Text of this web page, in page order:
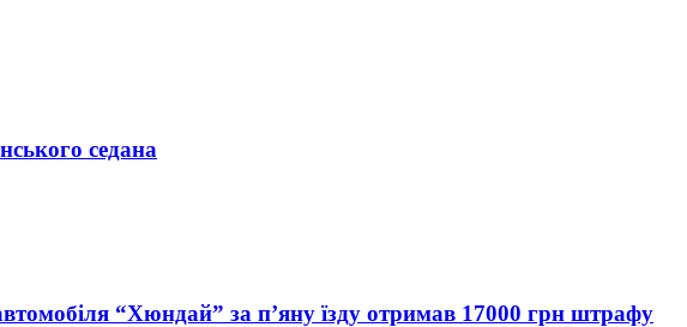
седана
“Хюндай” за п’яну їзду отримав 17000 грн штрафу